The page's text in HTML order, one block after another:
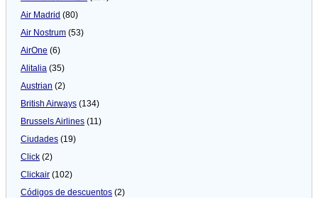
Air Madrid (80)
Air Nostrum (53)
AirOne (6)
Alitalia (35)
Austrian (2)
British Airways (134)
Brussels Airlines (11)
Ciudades (19)
Click (2)
Clickair (102)
Códigos de descuentos (2)